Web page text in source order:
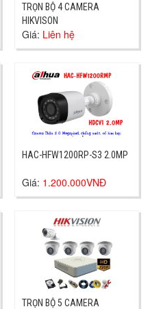
TRỌN BỘ 4 CAMERA
HIKVISON
Giá: Liên hệ
HAC-HFW1200RP-S3 2.0MP
Giá: 1.200.000VNĐ
TRỌN BỘ 5 CAMERA